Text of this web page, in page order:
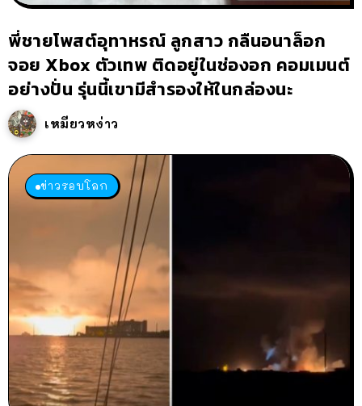
พี่ชายโพสต์อุทาหรณ์ ลูกสาว กลืนอนาล็อก
จอย Xbox ตัวเทพ ติดอยู่ในช่องอก คอมเมนต์
อย่างปั่น รุ่นนี้เขามีสำรองให้ในกล่องนะ
เหมียวหง่าว
ข่าวรอบโลก